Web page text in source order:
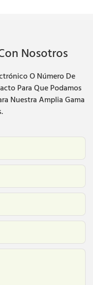
Nosotros
O Número De
Para Que Podamos
Nuestra Amplia Gama